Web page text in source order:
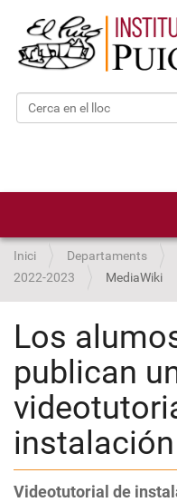
Cerca
Inici Departaments
2022-2023
MediaWiki
Los
publican
Videotutorial de